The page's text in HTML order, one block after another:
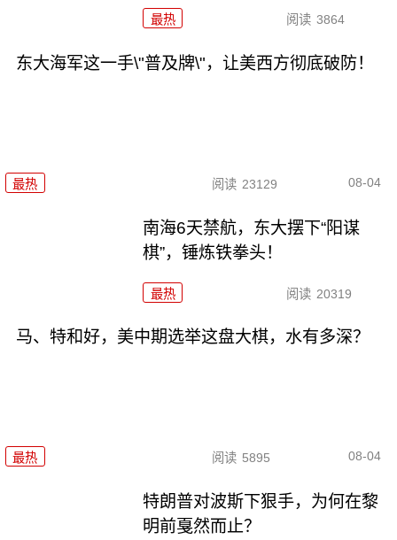
最热 阅读 3864
东大海军这一手\"普及牌\"，让美西方彻底破防！
最热 阅读 23129 08-04
南海6天禁航，东大摆下“阳谋
棋”，锤炼铁拳头！
最热 阅读 20319
马、特和好，美中期选举这盘大棋，水有多深？
最热 阅读 5895 08-04
特朗普对波斯下狠手，为何在黎
明前戛然而止？